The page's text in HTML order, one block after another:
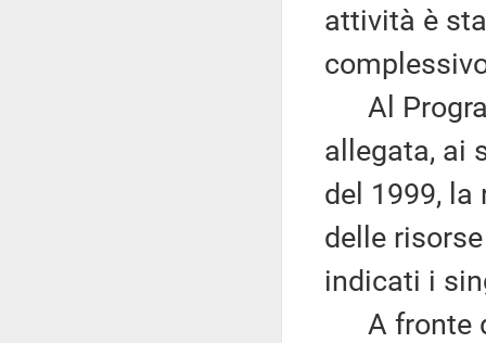
attività è
Al
allegata, ai
del 1999,
delle
indicati i
A fronte